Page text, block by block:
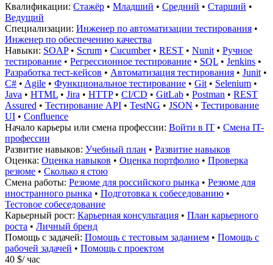
Квалификации: Стажёр • Младший • Средний • Старший •
Ведущий
Специализации: Инженер по автоматизации тестирования •
Инженер по обеспечению качества
Навыки: SOAP• Scrum • Cucumber• REST • Nunit • Ручное
тестирование • Регрессионное тестирование • SQL • Jenkins •
Разработка тест-кейсов • Автоматизация тестирования • Junit •
C# • Agile • Функциональное тестирование • Git • Selenium •
Java • HTML • Jira • HTTP• CI/CD • GitLab • Postman • REST
Assured • Тестирование API • TestNG • JSON • Тестирование
UI • Confluence
Начало карьеры или смена профессии: Войти в IT • Смена IT-
профессии
Развитие навыков: Учебный план • Развитие навыков
Оценка: Оценка навыков • Оценка портфолио • Проверка
резюме • Сколько я стою
Смена работы: Резюме для российского рынка • Резюме для
иностранного рынка • Подготовка к собеседованию •
Тестовое собеседование
Карьерный рост: Карьерная консультация • План карьерного
роста • Личный бренд
Помощь с задачей: Помощь с тестовым заданием • Помощь с
рабочей задачей • Помощь с проектом
40 $/ час